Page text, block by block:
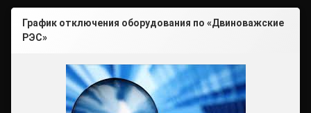
График отключения оборудования по «Двиноважские
РЭС»